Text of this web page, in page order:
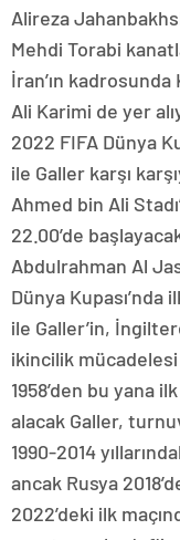
Alireza
Mehdi Torabi
İran’ın
Ali Karimi de yer
2022 FIFA Dünya
ile Galler karşı
Ahmed bin Ali
22.00’de
Abdulrahman Al
Dünya
ile Galler’in,
ikincilik
1958’den bu yana
alacak Galler,
1990-2014
ancak Rusya
2022’deki ilk